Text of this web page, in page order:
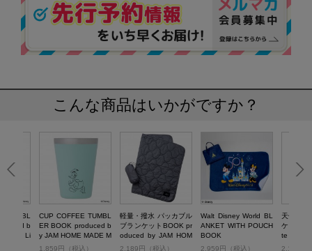
こんな商品はいかがですか？
TUMBL
b
MADE Li
CUP COFFEE TUMBL
ER BOOK produced b
y JAM HOME MADE M
int Green with DONAL
1,859円（税込）
軽量・撥水 パッカブル
ブランケットBOOK pr
oduced by JAM HOM
E MADE GRAY
2,189円（税込）
Walt Disney World BL
ANKET WITH POUCH
BOOK
2,959円（税込）
天使の
ケット
te ver.
2,189円